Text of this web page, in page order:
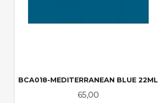
BCA018-MEDITERRANEAN BLUE 22ML
Pris
65,00